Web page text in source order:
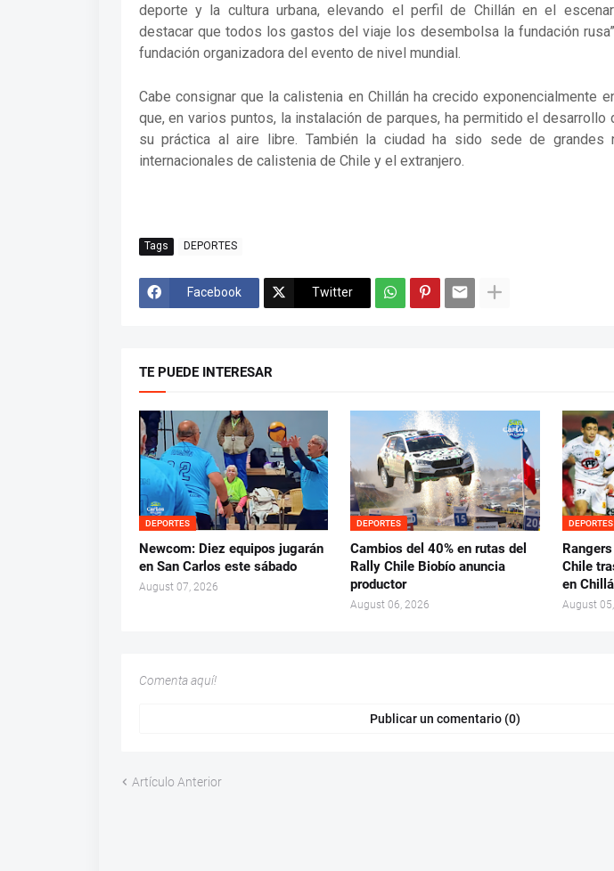
deporte y la cultura urbana, elevando el perfil de Chillán en el
destacar que todos los gastos del viaje los desembolsa la fundación
fundación organizadora del evento de nivel mundial.
Cabe consignar que la calistenia en Chillán ha crecido exponencialmente
que, en varios puntos, la instalación de parques, ha permitido el desarrollo
su práctica al aire libre. También la ciudad ha sido sede de grandes
internacionales de calistenia de Chile y el extranjero.
Tags DEPORTES
Facebook Twitter
TE PUEDE INTERESAR
DEPORTES
Newcom: Diez equipos jugarán
en San Carlos este sábado
August 07, 2026
DEPORTES
Cambios del 40% en rutas del
Rally Chile Biobío anuncia
productor
August 06, 2026
DEPORTES
Chile
en
August
Comenta aquí!
Publicar un comentario (0)
Artículo Anterior